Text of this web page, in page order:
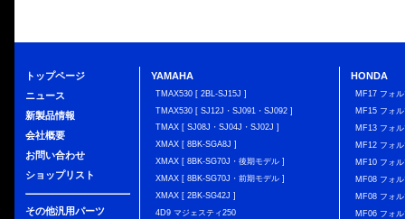
トップページ
ニュース
新製品情報
会社概要
お問い合わせ
ショップリスト
その他汎用パーツ
YAMAHA
TMAX530 [ 2BL-SJ15J ]
TMAX530 [ SJ12J・SJ091・SJ092 ]
TMAX [ SJ08J・SJ04J・SJ02J ]
XMAX [ 8BK-SGA8J ]
XMAX [ 8BK-SG70J・後期モデル ]
XMAX [ 8BK-SG70J・前期モデル ]
XMAX [ 2BK-SG42J ]
4D9 マジェスティ250
HONDA
MF17 フォ
MF15 フォ
MF13 フォ
MF12 フォ
MF10 フォ
MF08 フォ
MF08 フォ
MF06 フォ